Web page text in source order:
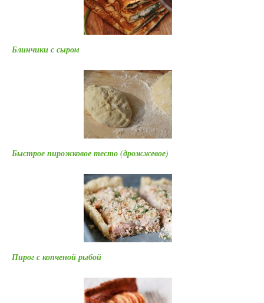
Блинчики с сыром
Быстрое пирожковое тесто (дрожжевое)
Пирог с копченой рыбой